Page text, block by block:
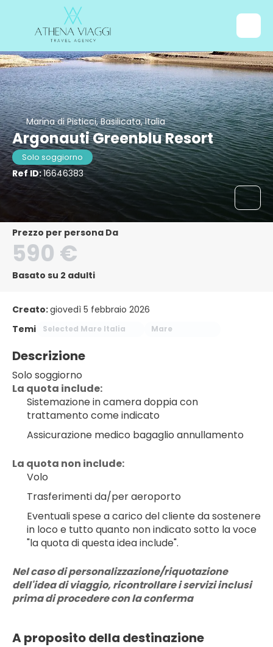
Marina di Pisticci, Basilicata, Italia
Argonauti Greenblu Resort
Solo soggiorno
Ref ID:16646383
Prezzo per persona Da
590 €
Basato su 2 adulti
Creato:giovedì 5 febbraio 2026
Temi
Selected Mare Italia Mare
Descrizione
Solo soggiorno
La quota include:
Sistemazione in camera doppia con
trattamento come indicato
Assicurazione medico bagaglio annullamento
La quota non include:
Volo
Trasferimenti da/per aeroporto
Eventuali spese a carico del cliente da sostenere
in loco e tutto quanto non indicato sotto la voce
"la quota di questa idea include".
Nel caso di personalizzazione/riquotazione
dell'idea di viaggio, ricontrollare i servizi inclusi
prima di procedere con la conferma
A proposito della destinazione